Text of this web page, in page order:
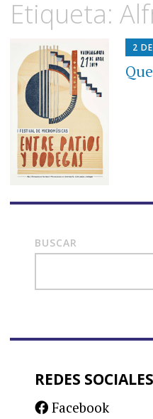
al
contenido
Etiqueta:
2
BUSCAR
REDES SOCIALES
Facebook